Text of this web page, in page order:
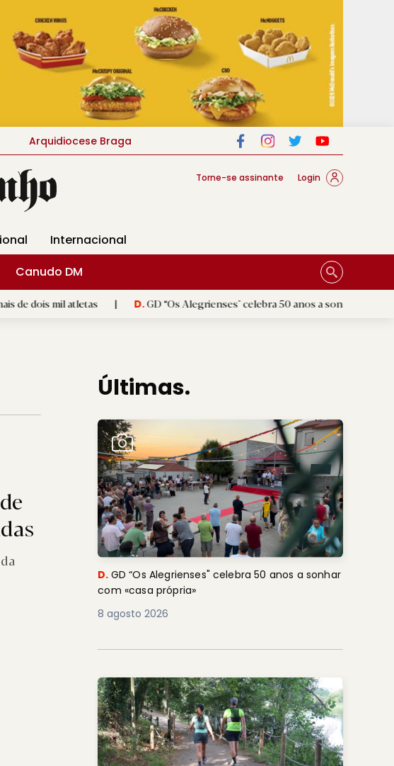
Arquidiocese Braga
Torne-se assinante Login
Internacional
Canudo DM
atletas | D.GD “Os Alegrienses" celebra 50 anos a sonhar com «casa própria»
Últimas.
D. GD “Os Alegrienses" celebra 50 anos a sonhar
com «casa própria»
8 agosto 2026